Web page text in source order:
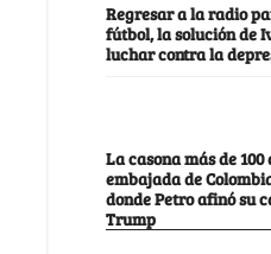
Regresar a la radio
fútbol, la solución de
luchar contra la
La casona más de 100
embajada de
donde Petro afinó su
Trump